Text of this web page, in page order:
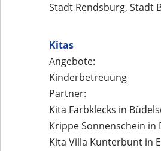
Stadt Rendsburg, Stadt
Kitas
Angebote:
Kinderbetreuung
Partner:
Kita Farbklecks in
Krippe Sonnenschein in
Kita Villa Kunterbunt in